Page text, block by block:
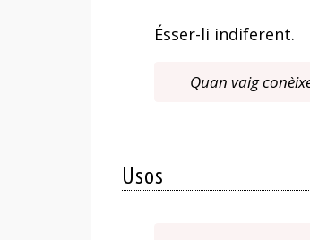
Ésser-li indiferent.
Quan vaig
Usos